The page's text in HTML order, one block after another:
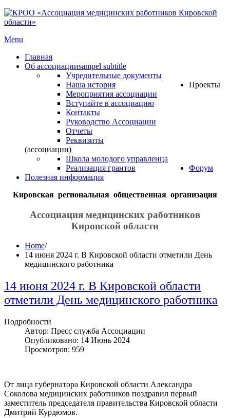
Menu
Главная
Об ассоциацииsampel subtitle
Учредительные документы
Наша история
Мероприятия ассоциации
Вступайте в ассоциацию
Контакты
Руководство Ассоциации
Отчеты
Реквизиты
Проекты
(ассоциации)
Школа молодого управленца
Реализация грантов
Форум
Полезная информация
Кировская региональная общественная организация
Ассоциация медицинских работников
Кировской области
Home/
14 июня 2024 г. В Кировской области отметили День
медицинского работника
14 июня 2024 г. В Кировской области
отметили День медицинского работника
Подробности
Автор: Пресс служба Ассоциации
Опубликовано: 14 Июнь 2024
Просмотров: 959
От лица губернатора Кировской области Александра
Соколова медицинских работников поздравил первый
заместитель председателя правительства Кировской области
Дмитрий Курдюмов.